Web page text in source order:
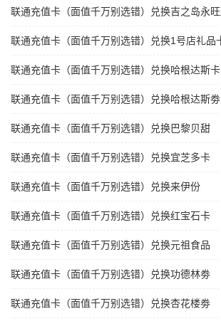
联通充值卡（面值千万别选错）兑换吉之岛永
联通充值卡（面值千万别选错）兑换1号店礼品
联通充值卡（面值千万别选错）兑换哈根达斯卡
联通充值卡（面值千万别选错）兑换哈根达斯劵
联通充值卡（面值千万别选错）兑换巴黎贝甜
联通充值卡（面值千万别选错）兑换宜芝多卡
联通充值卡（面值千万别选错）兑换来伊份
联通充值卡（面值千万别选错）兑换红宝石卡
联通充值卡（面值千万别选错）兑换元祖食品
联通充值卡（面值千万别选错）兑换功德林劵
联通充值卡（面值千万别选错）兑换杏花楼劵